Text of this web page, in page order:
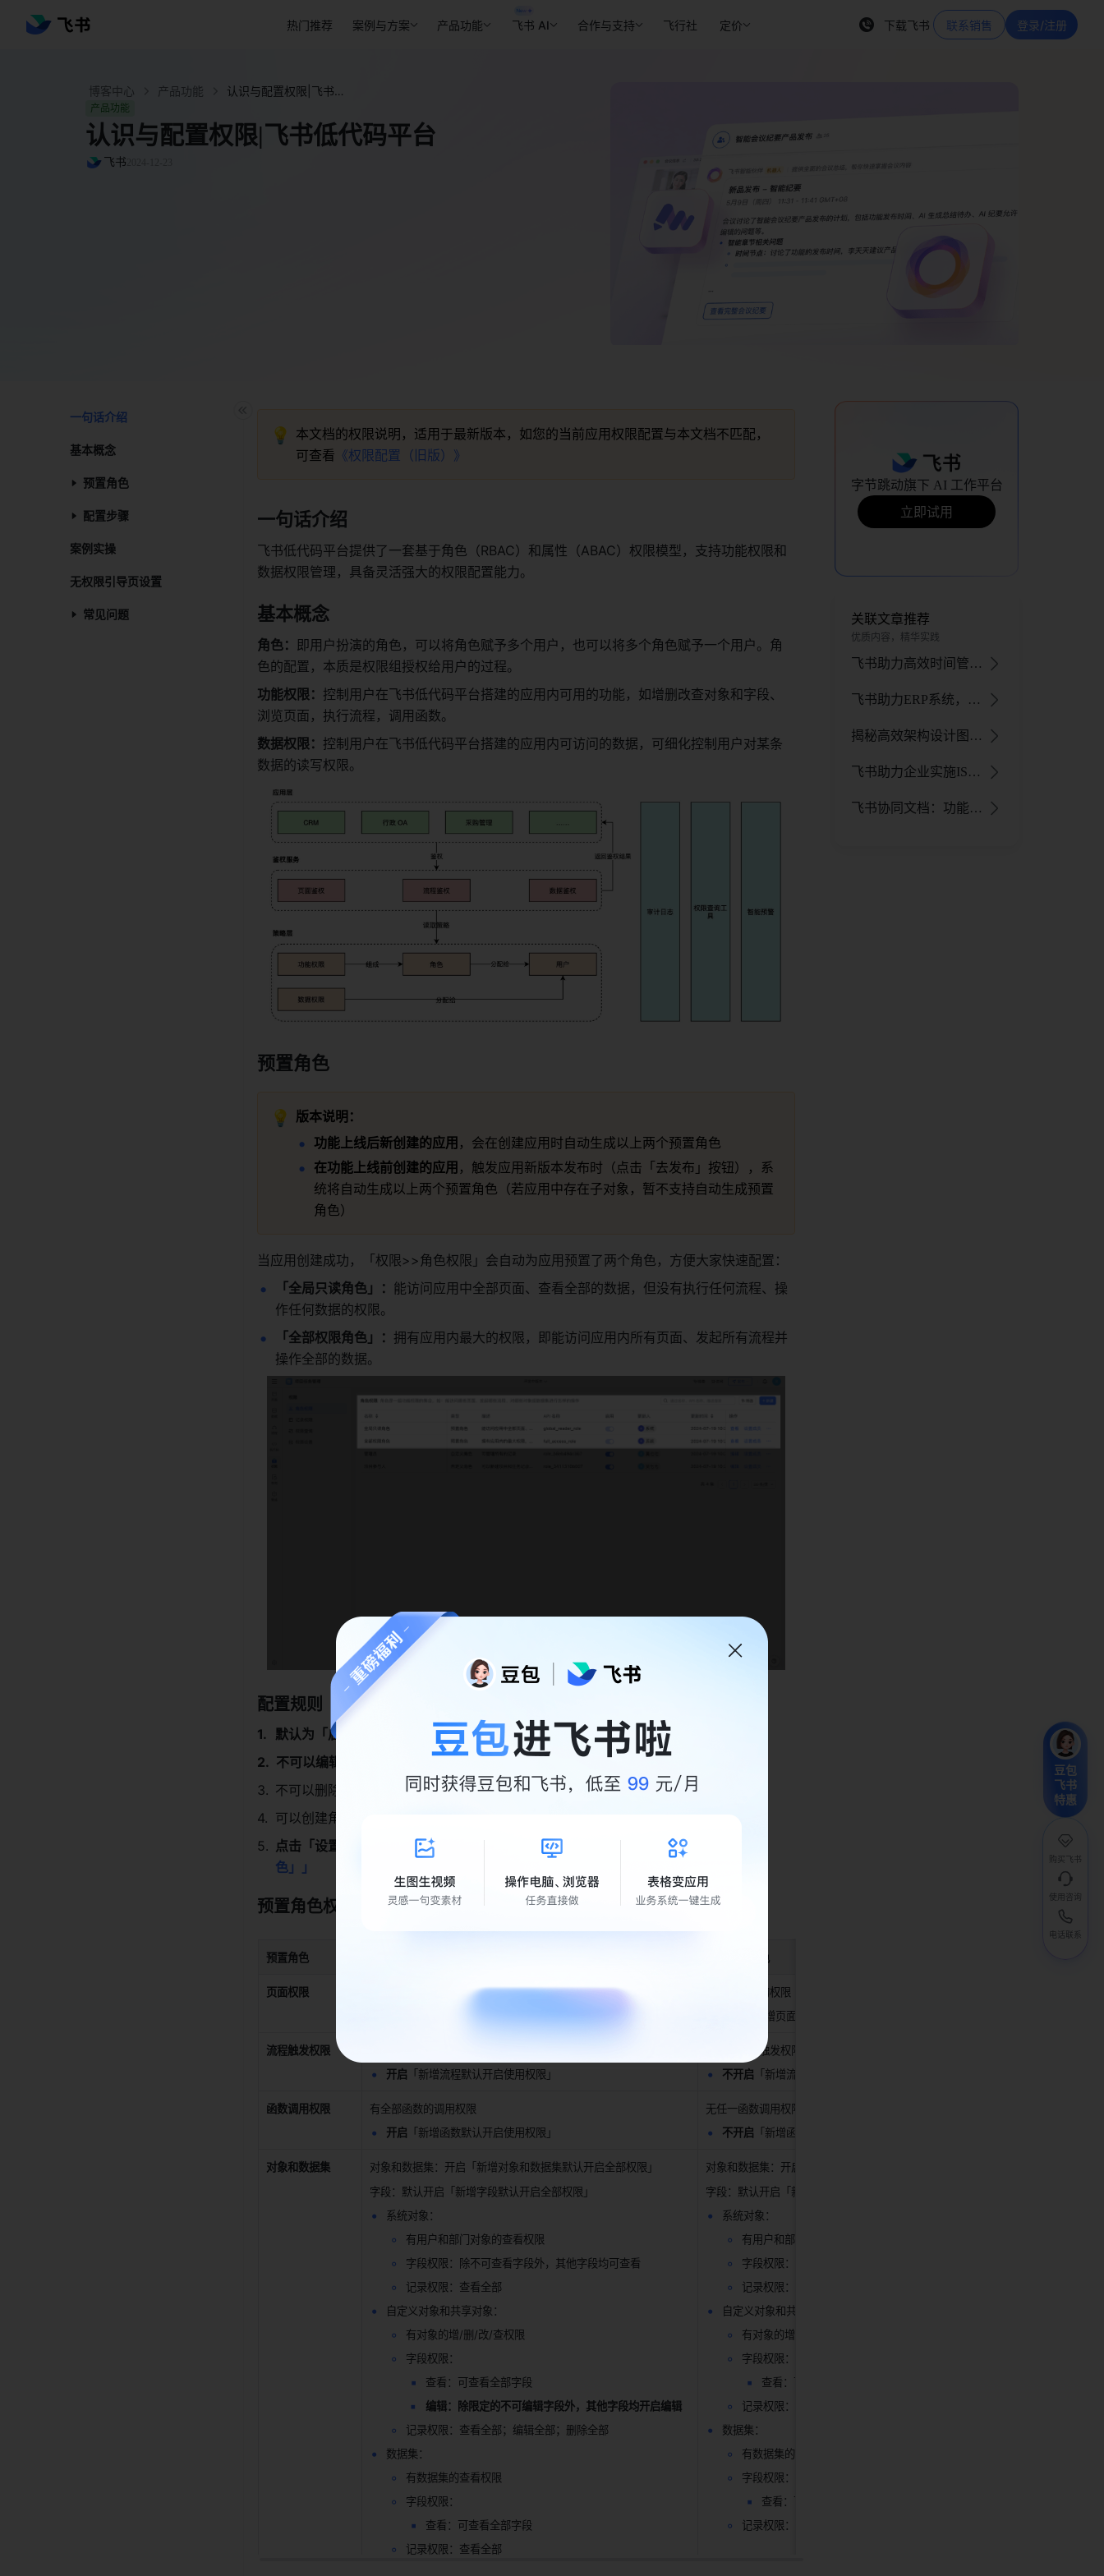
热门推荐 案例与方案 产品功能 飞书 AI 合作与支持 飞行社 定价 下载飞书 联系销售 登录/注册
博客中心 产品功能 认识与配置权限|飞书低代码平台 - 飞书官网
产品功能
认识与配置权限|飞书低代码平台
飞书
一句话介绍​
基本概念​
预置角色​
配置步骤​
案例实操​
无权限引导页设置​
常见问题​
💡 本文档的权限说明，适用于最新版本，如您的当前应用权限配置与本文档不匹配，
可查看 《权限配置（旧版）》
一句话介绍
飞书低代码平台提供了一套基于角色（RBAC）和属性（ABAC）权限模型，支持功能权限和
数据权限管理，具备灵活强大的权限配置能力。
基本概念
角色： 即用户扮演的角色，可以将角色赋予多个用户，也可以将多个角色赋予一个用户。角
色的配置，本质是权限组授权给用户的过程。
功能权限： 控制用户在飞书低代码平台搭建的应用内可用的功能，如增删改查对象和字段、
浏览页面，执行流程，调用函数。
数据权限： 控制用户在飞书低代码平台搭建的应用内可访问的数据，可细化控制用户对某条
数据的读写权限。
预置角色
💡 版本说明：
功能上线后新创建的应用 ，会在创建应用时自动生成以上两个预置角色
在功能上线前创建的应用 ，触发应用新版本发布时（点击「去发布」按钮），系
统将自动生成以上两个预置角色（若应用中存在子对象，暂不支持自动生成预置
角色）
当应用创建成功，「权限>>角色权限」会自动为应用预置了两个角色，方便大家快速配置：
「全局只读角色」： 能访问应用中全部页面、查看全部的数据，但没有执行任何流程、操
作任何数据的权限。
「全部权限角色」： 拥有应用内最大的权限，即能访问应用内所有页面、发起所有流程并
操作全部的数据。
配置规则
默认为「启用状」态，不可被切换为「停用」状态，启用按钮成置灰状态。
不可以编辑权限配置、基础信息
不可以删除预置角色
可以创建角色副本
点击「设置成员」
即可为预置角色进行成员范围，详情请看：
「设置成员 / 修改「角
色」」
预置角色权限说明
预置角色 全局只读角色
页面权限
有全部页面的权限
「新增页面默认开启权限」设置
流程触发权限
开启 「新增流程默认开启使用权限」
无任一流程触发权限
不开启 「新增流程默认开启使用权限」
函数调用权限
有全部函数的调用权限
开启 「新增函数默认开启使用权限」
无任一函数调用权限
不开启 「新增函数默认开启使用权限」
对象和数据集
对象和数据集：开启「新增对象和数据集默认开启全部权限」
字段：默认开启「新增字段默认开启全部权限」
系统对象：
有用户和部门对象的查看权限
字段权限：除不可查看字段外，其他字段均可查看
记录权限：查看全部
自定义对象和共享对象：
有对象的增/删/改/查权限
字段权限：
查看：可查看全部字段
编辑：除限定的不可编辑字段外，其他字段均开启编辑
记录权限：查看全部；编辑全部；删除全部
数据集：
有数据集的查看权限
字段权限：
查看：可查看全部字段
记录权限：查看全部
对象和数据集：开启「新增对象和数据集默认开启查看权限」
字段：默认开启「新增字段默认开启查看权限」
系统对象：
有用户和部门对象的查看权限
字段权限：除不可查看字段外，其他字段均可查看
记录权限：查看全部
自定义对象和共享对象：
有对象的增/删/改/查权限
字段权限：
查看：可查看全部字段
记录权限：查看全部
数据集：
有数据集的查看权限
字段权限：
查看：可查看全部字段
记录权限：查看全部
字节跳动旗下 AI 工作平台
立即试用
关联文章推荐
优质内容，精华实践
飞书助力高效时间管理与排班表制作，提升工作生活效率
飞书助力ERP系统，解决传统痛点提升企业运营效率与竞争力
揭秘高效架构设计图，飞书助力设计提效解锁无限可能
飞书助力企业实施ISO9001管理体系，提升运营与产品质量
飞书协同文档：功能、应用、优势全解析，助力高效团队协作
豆包
飞书
特惠
购买飞书
使用咨询
电话联系